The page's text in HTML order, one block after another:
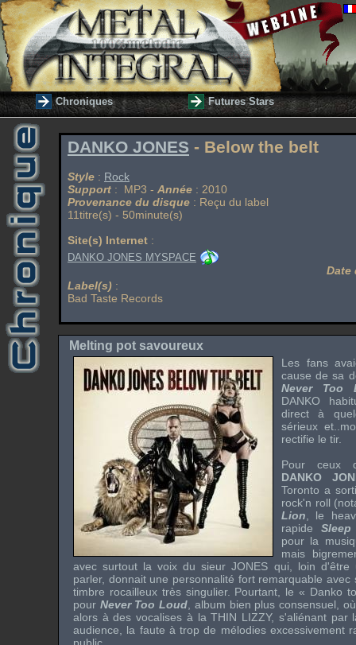
Chroniques Futures Stars
DANKO JONES - Below the belt
Style : Rock
Support : MP3 - Année : 2010
Provenance du disque : Reçu du label
11titre(s) - 50minute(s)
Site(s) Internet :
DANKO JONES MYSPACE
Label(s) :
Bad Taste Records
Date
Melting pot savoureux
Les fans
cause de sa
Never Too
DANKO
direct à
sérieux
rectifie le tir.
Pour ceux
DANKO
Toronto a
rock'n roll
Lion , le
rapide
pour la
mais
avec surtout la voix du sieurJONES qui, loin d'être
parler, donnait une personnalité fort remarquable
timbre rocailleux très singulier. Pourtant, le « Danko
pour Never Too Loud , album bien plus consensuel, où
alors à des vocalises à laTHIN LIZZY, s'aliénant par
audience, la faute à trop de mélodies excessivement